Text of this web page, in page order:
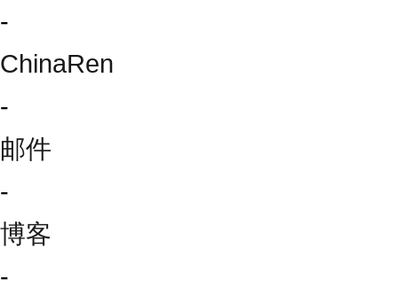
-
ChinaRen
-
邮件
-
博客
-